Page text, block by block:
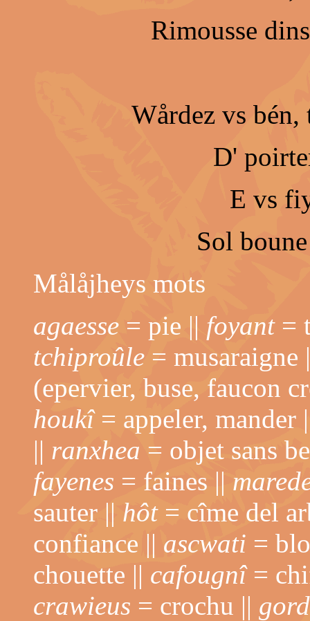
Rimousse
Wårdez vs
D'
E vs
Sol
Målåjheys mots
agaesse = pie || foyant=
tchiproûle = musaraigne
(epervier, buse, faucon
houkî= appeler, mander
|| ranxhea = objet sans
fayenes = faines ||
sauter || hôt= cîme del
confiance || ascwati =
chouette || cafougnî=
crawieus = crochu ||